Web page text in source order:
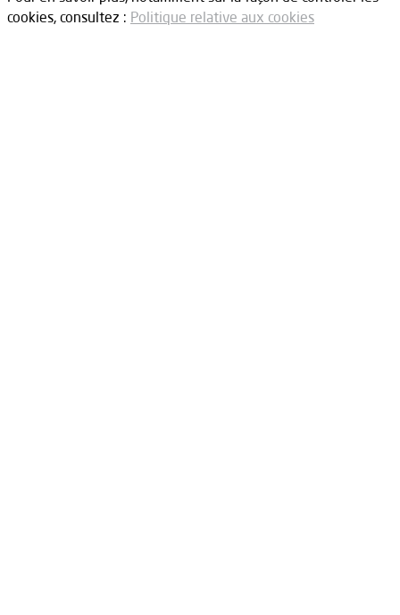
cookies, consultez : Politique relative aux cookies